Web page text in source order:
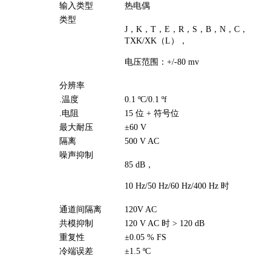
输入类型
热电偶
类型
J，K，T，E，R，S，B，N，C，
TXK/XK（L），
电压范围：+/-80 mv
分辨率
.温度
0.1 ºC/0.1 ºf
.电阻
15 位 + 符号位
最大耐压
±60 V
隔离
500 V AC
噪声抑制
85 dB，
10 Hz/50 Hz/60 Hz/400 Hz 时
通道间隔离
120V AC
共模抑制
120 V AC 时 > 120 dB
重复性
±0.05 % FS
冷端误差
±1.5 ºC